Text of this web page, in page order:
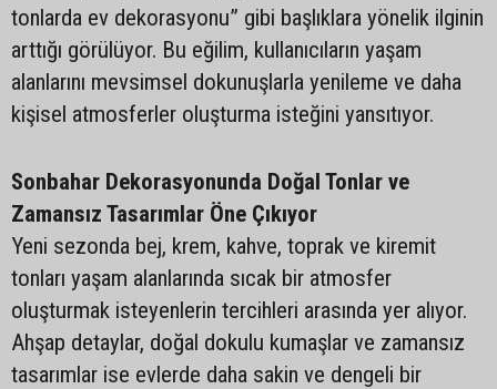
tonlarda ev dekorasyonu” gibi başlıklara yönelik ilginin
arttığı görülüyor. Bu eğilim, kullanıcıların yaşam
alanlarını mevsimsel dokunuşlarla yenileme ve daha
kişisel atmosferler oluşturma isteğini yansıtıyor.
Sonbahar Dekorasyonunda Doğal Tonlar ve
Zamansız Tasarımlar Öne Çıkıyor
Yeni sezonda bej, krem, kahve, toprak ve kiremit
tonları yaşam alanlarında sıcak bir atmosfer
oluşturmak isteyenlerin tercihleri arasında yer alıyor.
Ahşap detaylar, doğal dokulu kumaşlar ve zamansız
tasarımlar ise evlerde daha sakin ve dengeli bir